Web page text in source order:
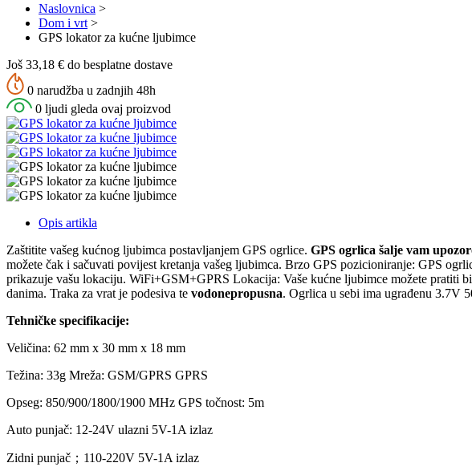
Naslovnica >
Dom i vrt >
GPS lokator za kućne ljubimce
Još 33,18 € do besplatne dostave
0 narudžba u zadnjih 48h
0 ljudi gleda ovaj proizvod
Opis artikla
Zaštitite vašeg kućnog ljubimca postavljanjem GPS ogrlice. GPS ogrlica šalje vam
možete čak i sačuvati povijest kretanja vašeg ljubimca. Brzo GPS pozicioniranje: GPS
prikazuje vašu lokaciju. WiFi+GSM+GPRS Lokacija: Vaše kućne ljubimce možete pratiti
danima. Traka za vrat je podesiva te vodonepropusna. Ogrlica u sebi ima ugrađenu 3.7V
Tehničke specifikacije:
Veličina: 62 mm x 30 mm x 18 mm
Težina: 33g Mreža: GSM/GPRS GPRS
Opseg: 850/900/1800/1900 MHz GPS točnost: 5m
Auto punjač: 12-24V ulazni 5V-1A izlaz
Zidni punjač；110-220V 5V-1A izlaz